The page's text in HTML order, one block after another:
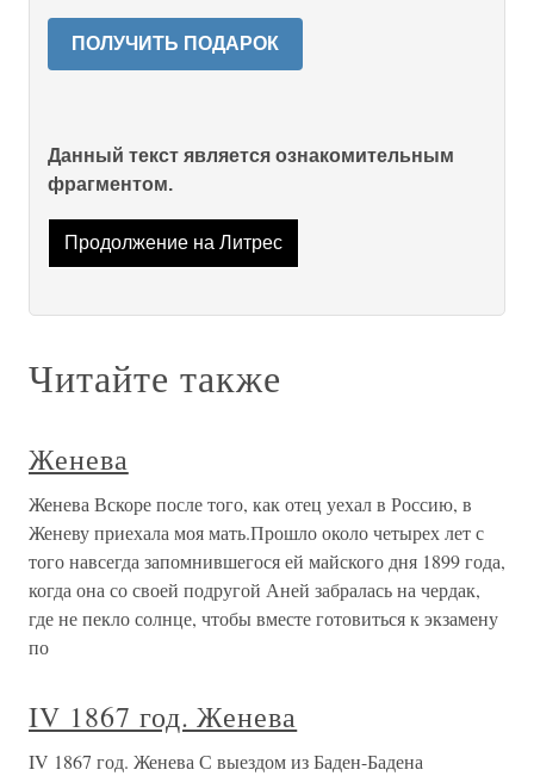
ПОЛУЧИТЬ ПОДАРОК
Данный текст является ознакомительным
фрагментом.
Продолжение на Литрес
Читайте также
Женева
Женева Вскоре после того, как отец уехал в Россию, в
Женеву приехала моя мать.Прошло около четырех лет с
того навсегда запомнившегося ей майского дня 1899 года,
когда она со своей подругой Аней забралась на чердак,
где не пекло солнце, чтобы вместе готовиться к экзамену
по
IV 1867 год. Женева
IV 1867 год. Женева С выездом из Баден-Бадена